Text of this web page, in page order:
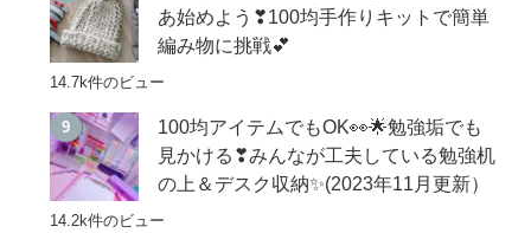
あ始めよう❣100均手作りキットで簡単
編み物に挑戦💕
14.7k件のビュー
100均アイテムでもOK👀🌟勉強垢でも
見かける❣みんなが工夫している勉強机
の上＆デスク収納✨(2023年11月更新）
14.2k件のビュー